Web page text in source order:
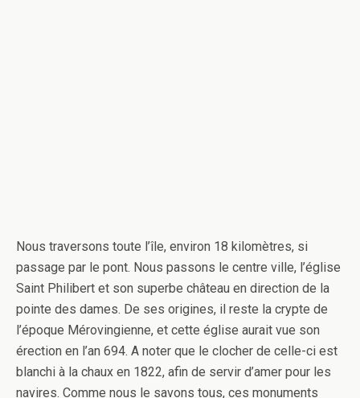
Nous traversons toute l’île, environ 18 kilomètres, si
passage par le pont. Nous passons le centre ville, l’église
Saint Philibert et son superbe château en direction de la
pointe des dames. De ses origines, il reste la crypte de
l’époque Mérovingienne, et cette église aurait vue son
érection en l’an 694. A noter que le clocher de celle-ci est
blanchi à la chaux en 1822, afin de servir d’amer pour les
navires. Comme nous le savons tous, ces monuments